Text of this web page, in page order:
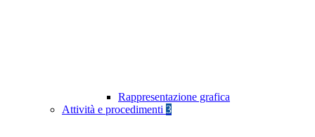
Rappresentazione grafica
Attività e procedimenti 3